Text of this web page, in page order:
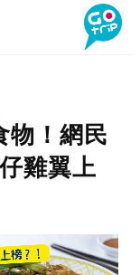
物！網民
雞翼上